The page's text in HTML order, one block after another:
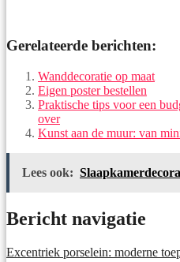
Gerelateerde berichten:
Wanddecoratie op maat
Eigen poster bestellen
Praktische tips voor een
over
Kunst aan de muur: van
Lees ook:
Bericht navigatie
Excentriek porselein: moderne